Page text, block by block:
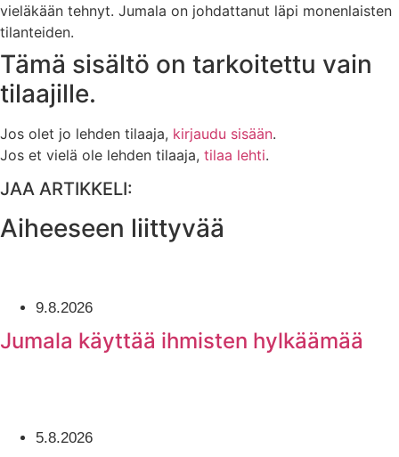
vieläkään tehnyt. Jumala on johdattanut läpi monenlaisten
tilanteiden.
Tämä sisältö on tarkoitettu vain
tilaajille.
Jos olet jo lehden tilaaja, kirjaudu sisään.
Jos et vielä ole lehden tilaaja, tilaa lehti.
JAA ARTIKKELI:
Aiheeseen liittyvää
9.8.2026
Jumala käyttää ihmisten hylkäämää
5.8.2026